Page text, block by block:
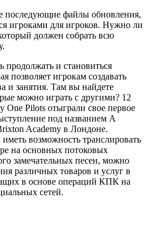
последующие файлы обновления,
игроками для игроков. Нужно ли
должен собрать всю
продолжать и становиться
позволяет игрокам создавать
и занятия. Там вы найдете
можно играть с другими? 12
One Pilots отыграли свое первое
под названием A
Academy в Лондоне.
возможность транслировать
на основных потоковых
замечательных песен, можно
различных товаров и услуг в
в основе операций КПК на
сетей.